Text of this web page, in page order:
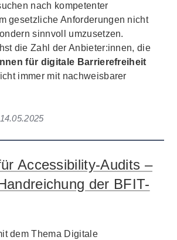
nach kompetenter
gesetzliche Anforderungen nicht
sinnvoll umzusetzen.
die Zahl der Anbieter:innen, die
für digitale Barrierefreiheit
immer mit nachweisbarer
14.05.2025
Accessibility-Audits –
der BFIT-
dem Thema Digitale